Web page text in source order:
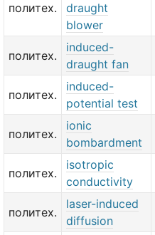
политех.
draught
blower
политех.
induced-
draught fan
политех.
induced-
potential test
политех.
ionic
bombardment
политех.
isotropic
conductivity
политех.
laser-induced
diffusion